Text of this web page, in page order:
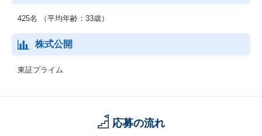
425名 （平均年齢：33歳）
株式公開
東証プライム
応募の流れ